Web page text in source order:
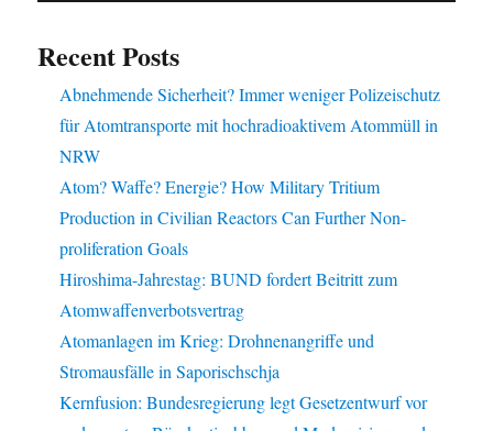
Recent Posts
Abnehmende Sicherheit? Immer weniger Polizeischutz
für Atomtransporte mit hochradioaktivem Atommüll in
NRW
Atom? Waffe? Energie? How Military Tritium
Production in Civilian Reactors Can Further Non-
proliferation Goals
Hiroshima-Jahrestag: BUND fordert Beitritt zum
Atomwaffenverbotsvertrag
Atomanlagen im Krieg: Drohnenangriffe und
Stromausfälle in Saporischschja
Kernfusion: Bundesregierung legt Gesetzentwurf vor